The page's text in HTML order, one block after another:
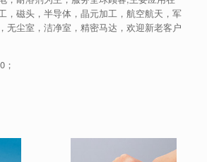
，磁头，半导体，晶元加工，航空航天，军
无尘室，洁净室，精密马达，欢迎新老客户
；